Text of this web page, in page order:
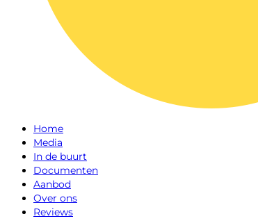
Home
Media
In de buurt
Documenten
Aanbod
Over ons
Reviews